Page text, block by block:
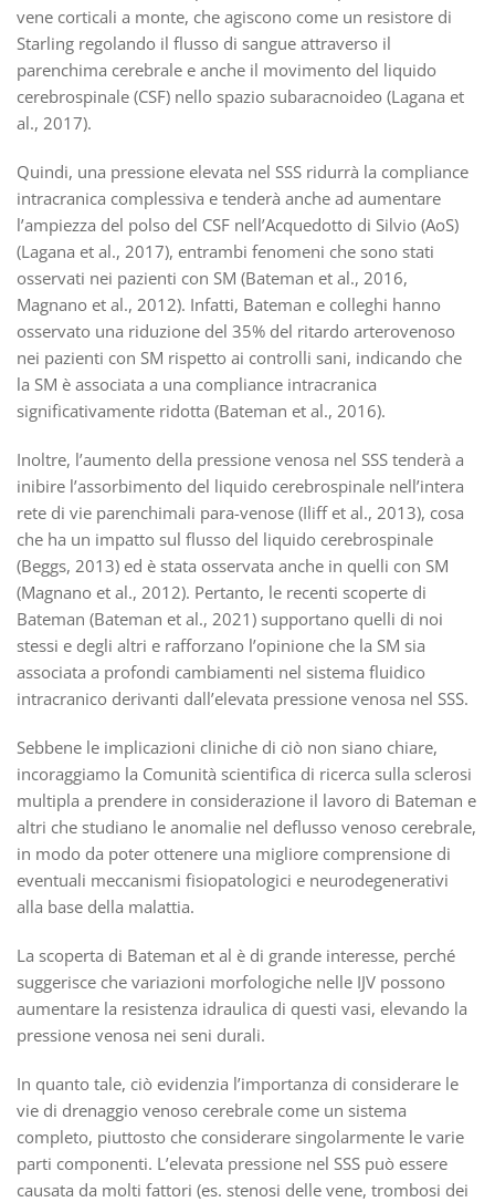
vene corticali a monte, che agiscono come un resistore di
Starling regolando il flusso di sangue attraverso il
parenchima cerebrale e anche il movimento del liquido
cerebrospinale (CSF) nello spazio subaracnoideo (Lagana et
al., 2017).
Quindi, una pressione elevata nel SSS ridurrà la compliance
intracranica complessiva e tenderà anche ad aumentare
l’ampiezza del polso del CSF nell’Acquedotto di Silvio (AoS)
(Lagana et al., 2017), entrambi fenomeni che sono stati
osservati nei pazienti con SM (Bateman et al., 2016,
Magnano et al., 2012). Infatti, Bateman e colleghi hanno
osservato una riduzione del 35% del ritardo arterovenoso
nei pazienti con SM rispetto ai controlli sani, indicando che
la SM è associata a una compliance intracranica
significativamente ridotta (Bateman et al., 2016).
Inoltre, l’aumento della pressione venosa nel SSS tenderà a
inibire l’assorbimento del liquido cerebrospinale nell’intera
rete di vie parenchimali para-venose (Iliff et al., 2013), cosa
che ha un impatto sul flusso del liquido cerebrospinale
(Beggs, 2013) ed è stata osservata anche in quelli con SM
(Magnano et al., 2012). Pertanto, le recenti scoperte di
Bateman (Bateman et al., 2021) supportano quelli di noi
stessi e degli altri e rafforzano l’opinione che la SM sia
associata a profondi cambiamenti nel sistema fluidico
intracranico derivanti dall’elevata pressione venosa nel SSS.
Sebbene le implicazioni cliniche di ciò non siano chiare,
incoraggiamo la Comunità scientifica di ricerca sulla sclerosi
multipla a prendere in considerazione il lavoro di Bateman e
altri che studiano le anomalie nel deflusso venoso cerebrale,
in modo da poter ottenere una migliore comprensione di
eventuali meccanismi fisiopatologici e neurodegenerativi
alla base della malattia.
La scoperta di Bateman et al è di grande interesse, perché
suggerisce che variazioni morfologiche nelle IJV possono
aumentare la resistenza idraulica di questi vasi, elevando la
pressione venosa nei seni durali.
In quanto tale, ciò evidenzia l’importanza di considerare le
vie di drenaggio venoso cerebrale come un sistema
completo, piuttosto che considerare singolarmente le varie
parti componenti. L’elevata pressione nel SSS può essere
causata da molti fattori (es. stenosi delle vene, trombosi dei